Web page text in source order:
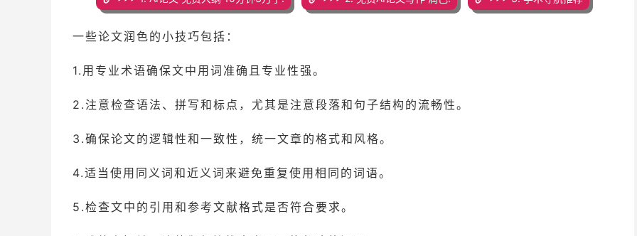
一些论文润色的小技巧包括：
1.用专业术语确保文中用词准确且专业性强。
2.注意检查语法、拼写和标点，尤其是注意段落和句子结构的流畅性。
3.确保论文的逻辑性和一致性，统一文章的格式和风格。
4.适当使用同义词和近义词来避免重复使用相同的词语。
5.检查文中的引用和参考文献格式是否符合要求。